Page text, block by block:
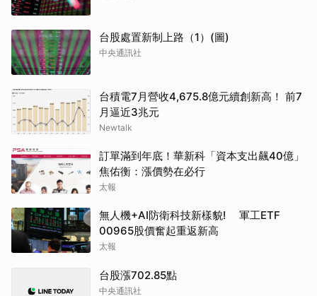
台股處置新制上路（1）(圖)
中央通訊社
台積電7月營收4,675.8億元續創新高！ 前7
月逼近3兆元
Newtalk
訂單滿到年底！華新科「資本支出飆40億」
焦佑衡：漲價勢在必行
太報
無人機+AI防衛科技新樣貌! 軍工ETF
00965股價奮起重返新高
太報
台股漲702.85點
中央通訊社